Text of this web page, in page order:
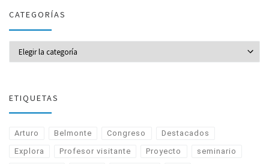
CATEGORÍAS
ETIQUETAS
Arturo Belmonte Congreso Destacados
Explora Profesor visitante Proyecto seminario